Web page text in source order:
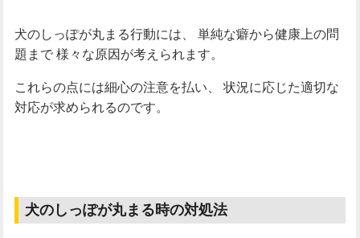
犬のしっぽが丸まる行動には、
単純な癖から健康上の問
題まで様々な原因が考えられます。
これらの点には細心の注意を払い、
状況に応じた適切な
対応が求められるのです。
犬のしっぽが丸まる時の対処法